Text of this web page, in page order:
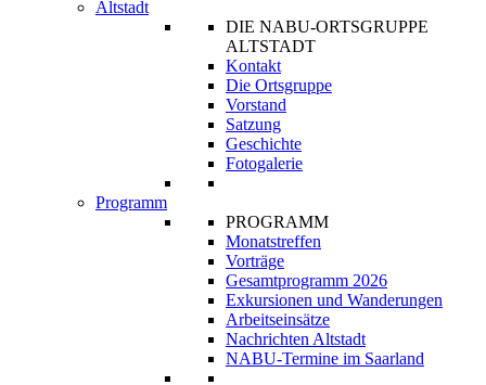
Altstadt
DIE NABU-ORTSGRUPPE
ALTSTADT
Kontakt
Die Ortsgruppe
Vorstand
Satzung
Geschichte
Fotogalerie
Programm
PROGRAMM
Monatstreffen
Vorträge
Gesamtprogramm 2026
Exkursionen und Wanderungen
Arbeitseinsätze
Nachrichten Altstadt
NABU-Termine im Saarland